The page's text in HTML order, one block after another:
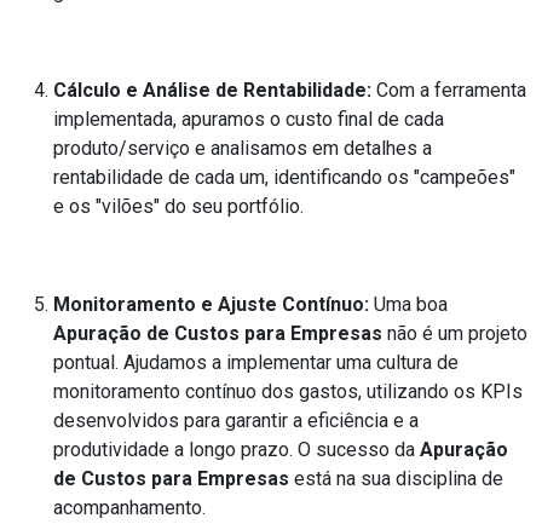
Cálculo e Análise de Rentabilidade: Com a ferramenta
implementada, apuramos o custo final de cada
produto/serviço e analisamos em detalhes a
rentabilidade de cada um, identificando os "campeões"
e os "vilões" do seu portfólio.
Monitoramento e Ajuste Contínuo: Uma boa
Apuração de Custos para Empresas não é um projeto
pontual. Ajudamos a implementar uma cultura de
monitoramento contínuo dos gastos, utilizando os KPIs
desenvolvidos para garantir a eficiência e a
produtividade a longo prazo. O sucesso da Apuração
de Custos para Empresas está na sua disciplina de
acompanhamento.